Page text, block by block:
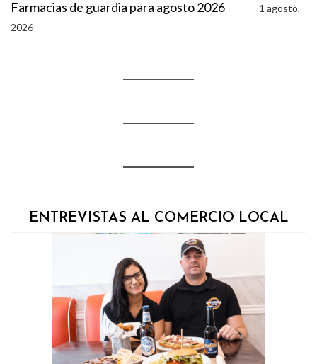
Farmacias de guardia para agosto 2026
1 agosto,
2026
ENTREVISTAS AL COMERCIO LOCAL